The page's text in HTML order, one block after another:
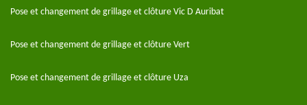
Pose et changement de grillage et clôture Vic D Auribat
Pose et changement de grillage et clôture Vert
Pose et changement de grillage et clôture Uza